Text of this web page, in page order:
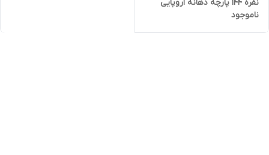
نفره ۱۴۴ پارچه دهانه اروپایی
قیمت عمده
ناموجود